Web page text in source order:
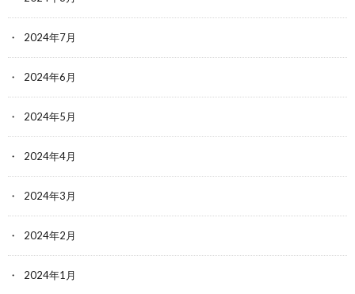
2024年7月
2024年6月
2024年5月
2024年4月
2024年3月
2024年2月
2024年1月